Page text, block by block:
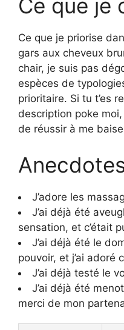
Ce que je
Ce que je priorise
gars aux cheveux
chair, je suis pas
espèces de
prioritaire. Si tu t’es
description poke
de réussir à me
J’adore les
J’ai déjà été
sensation, et c’était
J’ai déjà été le
pouvoir, et j’ai adoré
J’ai déjà testé le
J’ai déjà été
merci de mon